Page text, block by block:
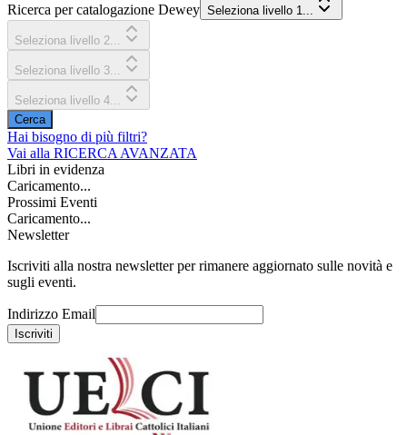
Ricerca per catalogazione Dewey Seleziona livello 1...
Seleziona livello 2...
Seleziona livello 3...
Seleziona livello 4...
Cerca
Hai bisogno di più filtri?
Vai alla RICERCA AVANZATA
Libri in evidenza
Caricamento...
Prossimi Eventi
Caricamento...
Newsletter
Iscriviti alla nostra newsletter per rimanere aggiornato sulle novità e
sugli eventi.
Indirizzo Email
Iscriviti